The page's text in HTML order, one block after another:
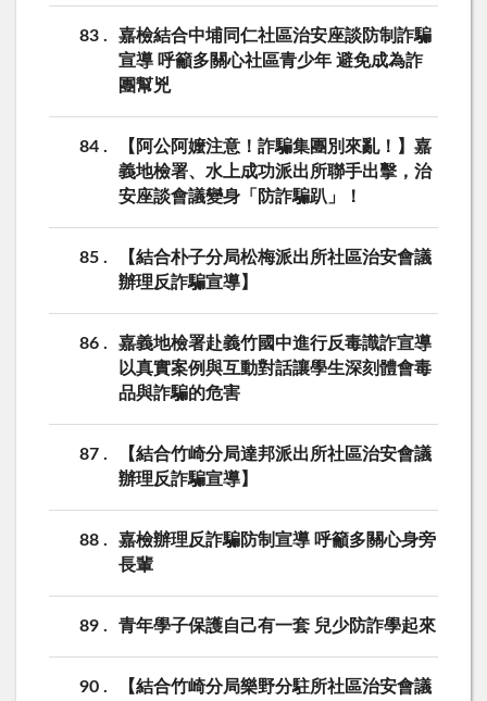
83
嘉檢結合中埔同仁社區治安座談防制詐騙
宣導 呼籲多關心社區青少年 避免成為詐
團幫兇
84
【阿公阿嬤注意！詐騙集團別來亂！】嘉
義地檢署、水上成功派出所聯手出擊，治
安座談會議變身「防詐騙趴」！
85
【結合朴子分局松梅派出所社區治安會議
辦理反詐騙宣導】
86
嘉義地檢署赴義竹國中進行反毒識詐宣導
以真實案例與互動對話讓學生深刻體會毒
品與詐騙的危害
87
【結合竹崎分局達邦派出所社區治安會議
辦理反詐騙宣導】
88
嘉檢辦理反詐騙防制宣導 呼籲多關心身旁
長輩
89 青年學子保護自己有一套 兒少防詐學起來
90
【結合竹崎分局樂野分駐所社區治安會議